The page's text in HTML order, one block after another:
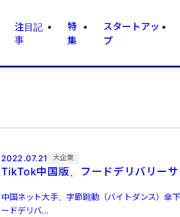
注目記
事
特
集
スタートアッ
プ
2022.07.21 大企業
TikTok中国版、フードデリバリー
中国ネット大手、字節跳動（バイトダンス）傘
ードデリバ...